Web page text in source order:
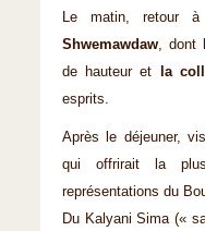
Le matin, retour à
Shwemawdaw, dont
de hauteur et
la
esprits.
Après le déjeuner,
qui offrirait la
représentations du
Du Kalyani Sima («